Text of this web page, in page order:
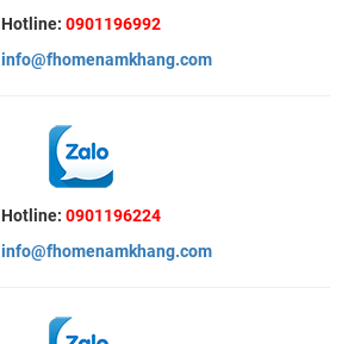
Hotline: 0901196992
info@fhomenamkhang.com
Hotline: 0901196224
info@fhomenamkhang.com